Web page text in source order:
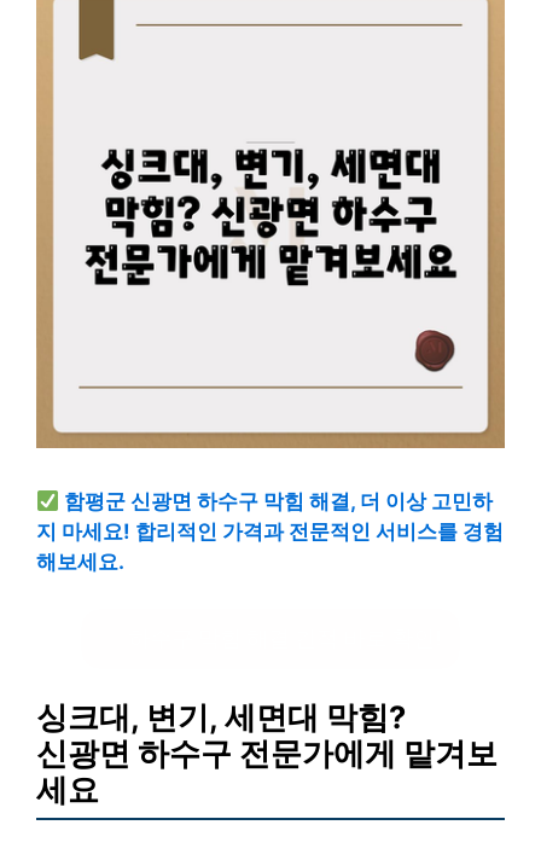
함평군 신광면 하수구 막힘 해결, 더 이상 고민하
지 마세요! 합리적인 가격과 전문적인 서비스를 경험
해보세요.
싱크대, 변기, 세면대 막힘?
신광면 하수구 전문가에게 맡겨보
세요